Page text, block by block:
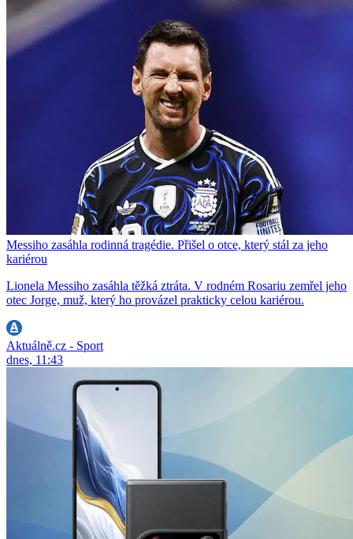
Messiho zasáhla rodinná tragédie. Přišel o otce, který stál za jeho
kariérou
Lionela Messiho zasáhla těžká ztráta. V rodném Rosariu zemřel jeho
otec Jorge, muž, který ho provázel prakticky celou kariérou.
Aktuálně.cz - Sport
dnes, 11:43